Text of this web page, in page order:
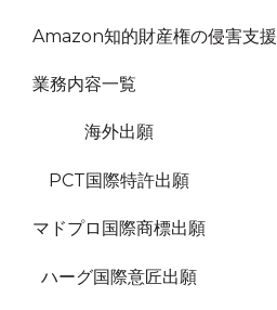
Amazon知的財産権の侵害支援
業務内容一覧
海外出願
PCT国際特許出願
マドプロ国際商標出願
ハーグ国際意匠出願